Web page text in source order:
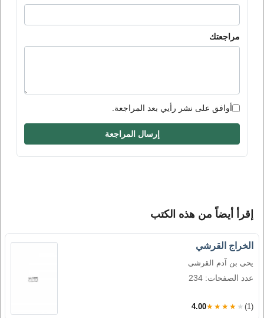
مراجعتك
أوافق على نشر رأيي بعد المراجعة.
إرسال المراجعة
إقرأ أيضاً من هذه الكتب
الخراج القرشي
يحى بن آدم القرشى
عدد الصفحات: 234
4.00★★★★★ (1)